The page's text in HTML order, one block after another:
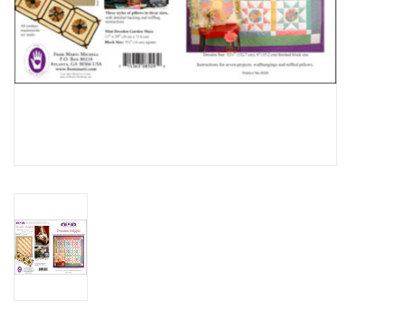
Merken
Beloningen